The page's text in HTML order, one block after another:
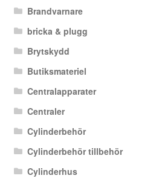
Brandvarnare
bricka & plugg
Brytskydd
Butiksmateriel
Centralapparater
Centraler
Cylinderbehör
Cylinderbehör tillbehör
Cylinderhus